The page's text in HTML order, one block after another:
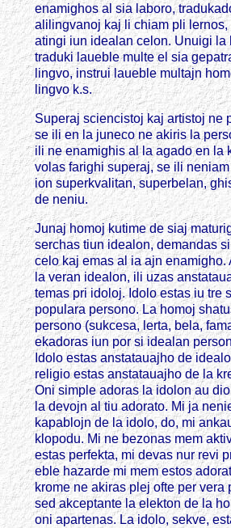
enamighos al sia laboro,
alilingvanoj kaj li chiam pli lernos,
atingi iun idealan celon. Unuigi la
traduki laueble multe el sia
lingvo, instrui laueble multajn
lingvo k.s.
Superaj sciencistoj kaj artistoj ne
se ili en la juneco ne akiris la
ili ne enamighis al la agado en la
volas farighi superaj, se ili
ion superkvalitan, superbelan,
de neniu.
Junaj homoj kutime de siaj
serchas tiun idealon, demandas
celo kaj emas al ia ajn enamigho.
la veran idealon, ili uzas
temas pri idoloj. Idolo estas iu tre
populara persono. La homoj
persono (sukcesa, lerta, bela,
ekadoras iun por si idealan
Idolo estas anstatauajho de
religio estas anstatauajho de la
Oni simple adoras la idolon au
la devojn al tiu adorato. Mi ja
kapablojn de la idolo, do, mi
klopodu. Mi ne bezonas mem
estas perfekta, mi devas nur revi
eble hazarde mi mem estos
krome ne akiras plej ofte per vera
sed akceptante la elekton de la
oni apartenas. La idolo, sekve,